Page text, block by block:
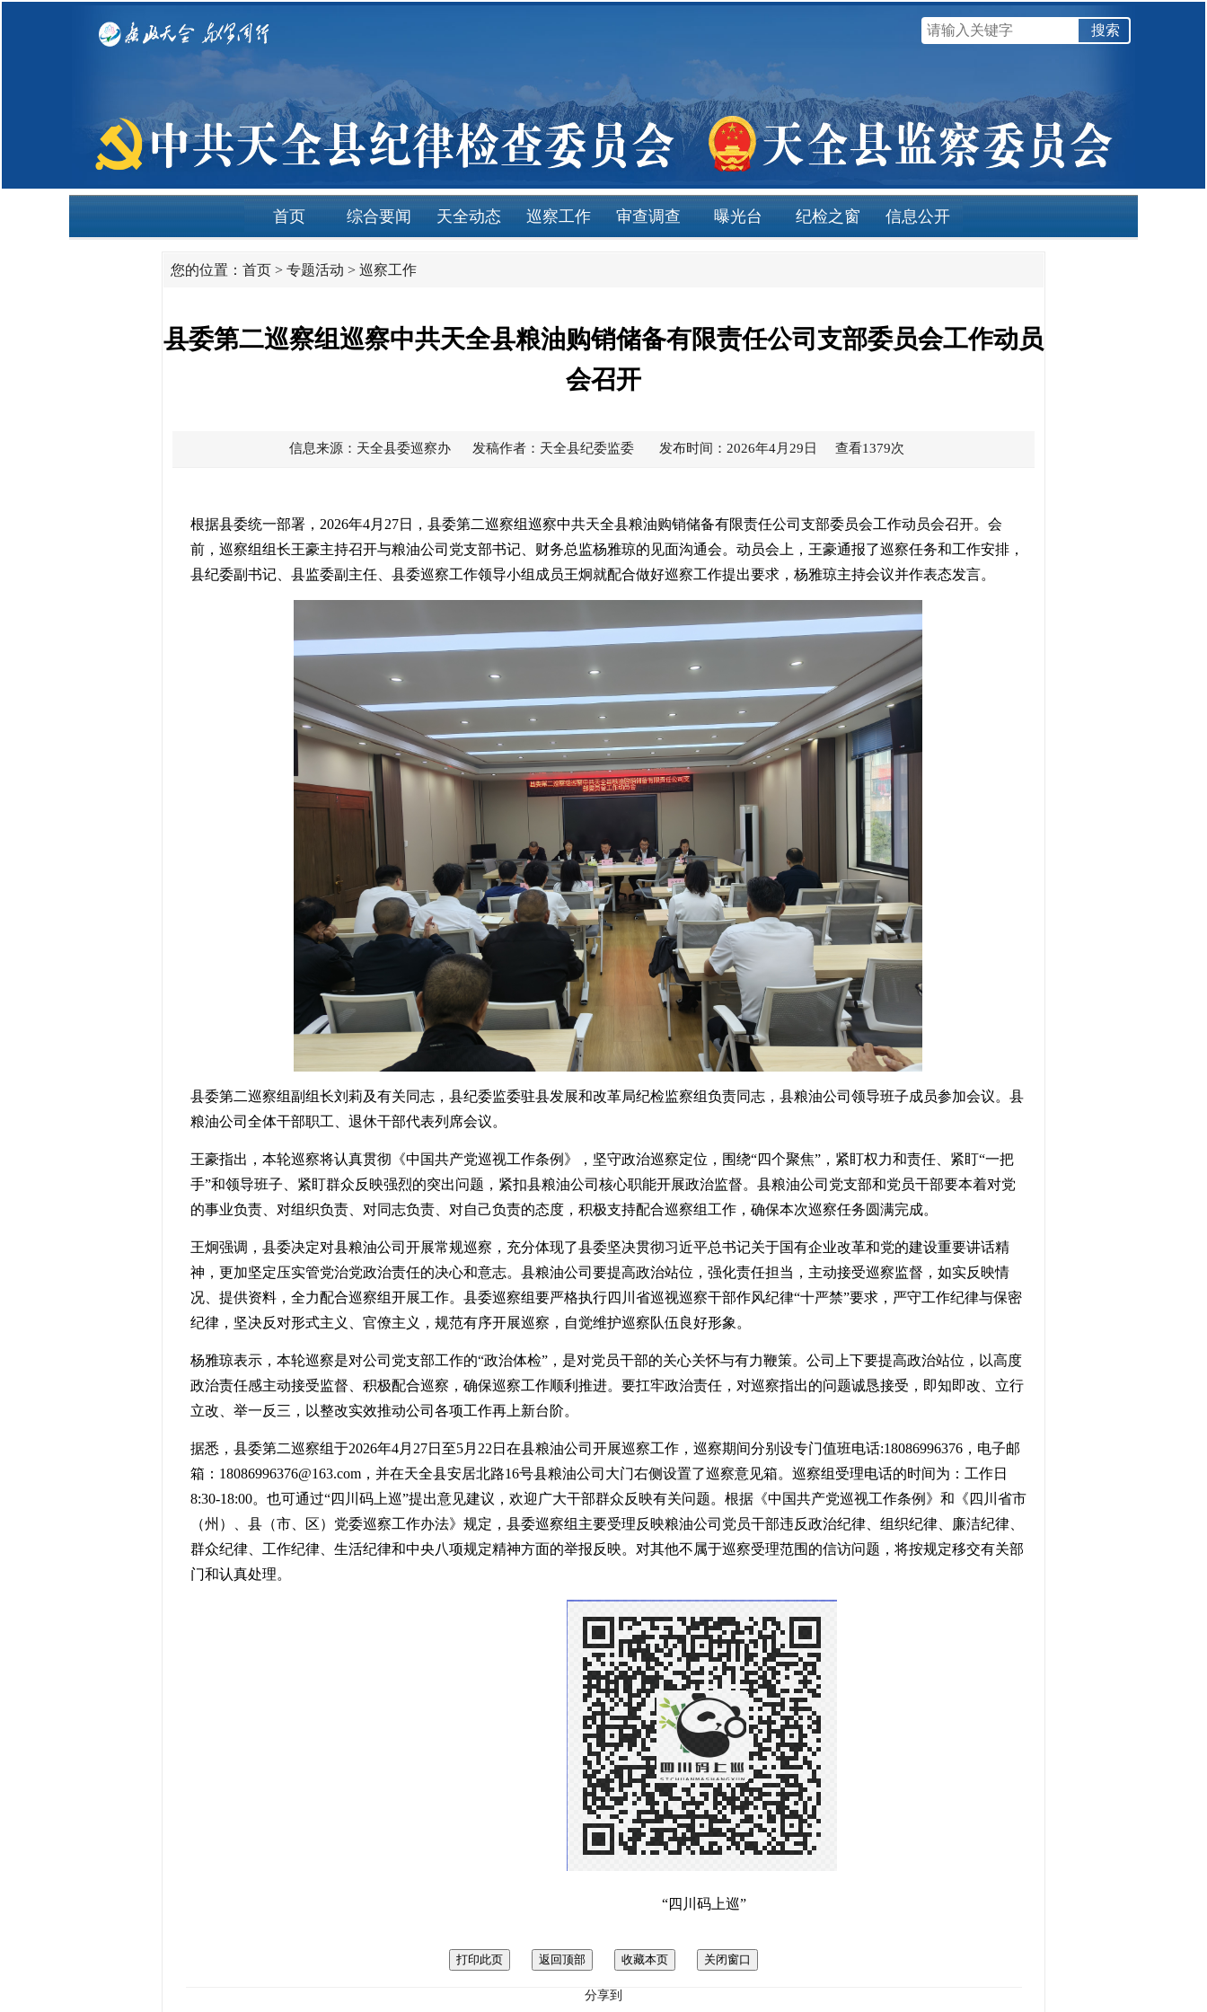
首页 综合要闻 天全动态 巡察工作 审查调查 曝光台 纪检之窗 信息公开
您的位置： 首页 > 专题活动 > 巡察工作
县委第二巡察组巡察中共天全县粮油购销储备有限责任公司支部委员会工作动员
会召开
信息来源：天全县委巡察办 发稿作者：天全县纪委监委 发布时间：2026年4月29日 查看1379次
根据县委统一部署， 2026年4月 27日，县委第二巡察组巡察中共天全县粮油购销储备有限责任公司支部委员会工作动员会召开。 会
前，巡察组组长王豪主持召开与粮油公司党支部书记、财务总监杨雅琼的见面沟通会。 动员会上， 王豪通报了巡察任务和工作安排，
县纪委副书记、县监委副主任、 县委巡察工作领导小组成员王炯就配合做好巡察工作提出要求， 杨雅琼主持会议并作表态发言。
县委第二巡察组副组长刘莉及有关同志， 县纪委监委驻县发展和改革局纪检监察组负责同志，县粮油公司 领导班子成员参加会议。 县
粮油公司全体干部职工、退休干部代表列席会议。
王豪指出，本轮巡察将认真贯彻《中国共产党巡视工作条例 》 ， 坚守政治巡察定位，围绕“四个聚焦”，紧盯权力和责任、紧盯“一把
手”和领导班子、紧盯群众反映强烈的突出问题，紧扣县粮油公司 核心职能开展政治监督。 县粮油公司党支部和党员干部要本着对党
的事业负责、对组织负责、对同志负责、对自己负责的态度，积极支持配合巡察组工作，确保本次巡察任务圆满完成。
王炯强调，县委决定对县粮油公司开展常规巡察， 充分体现了县委坚决贯彻习近平总书记关于国有企业改革和党的建设重要讲话精
神，更加坚定压实管党治党政治责任的决心和意志。县粮油公司要提高政治站位，强化责任担当，主动接受巡察监督，如实反映情
况、提供资料，全力配合巡察组开展工作。 县委巡察组要严格执行四川省巡视巡察干部作风纪律“十严禁”要求，严守工作纪律与保密
纪律，坚决反对形式主义、官僚主义，规范有序开展巡察，自觉维护巡察队伍良好形象。
杨雅琼表示，本轮巡察是对公司党支部工作的“政治体检”，是对党员干部的关心关怀与有力鞭策。公司上下要提高政治站位，以高度
政治责任感主动接受监督、积极配合巡察，确保巡察工作顺利推进。要扛牢政治责任，对巡察指出的问题诚恳接受，即知即改、立行
立改、举一反三，以整改实效推动公司各项工作再上新台阶。
据悉， 县委第二巡察组于2026年4月 27日至5月 22 日 在县粮油公司 开展巡察工作，巡察期间分别设专门值班电话:18086996376，电子邮
箱： 18086996376@163.com，并在天全县安居北路16号县粮油公司大门右侧设置了巡察意见箱。巡察组受理电话的时间为：工作日
8:30-18:00。也可通过“四川码上巡”提出意见建议，欢迎广大干部群众反映有关问题。根据《中国共产党巡视工作条例》和《四川省市
（州）、县（市、区）党委巡察工作办法》规定，县委巡察组主要受理反映粮油公司党员干部违反政治纪律、组织纪律、廉洁纪律、
群众纪律、工作纪律、生活纪律和中央八项规定精神方面的举报反映。对其他不属于巡察受理范围的信访问题，将按规定移交有关部
门和认真处理。
“四川 码上巡”
分享到